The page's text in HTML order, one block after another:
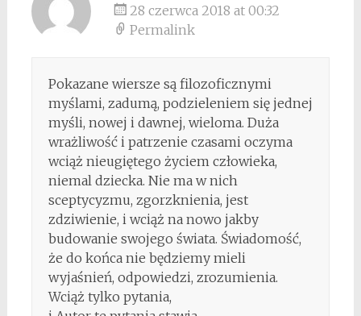
28 czerwca 2018 at 00:32
Permalink
Pokazane wiersze są filozoficznymi
myślami, zadumą, podzieleniem się jednej
myśli, nowej i dawnej, wieloma. Duża
wrażliwość i patrzenie czasami oczyma
wciąż nieugiętego życiem człowieka,
niemal dziecka. Nie ma w nich
sceptycyzmu, zgorzknienia, jest
zdziwienie, i wciąż na nowo jakby
budowanie swojego świata. Świadomość,
że do końca nie będziemy mieli
wyjaśnień, odpowiedzi, zrozumienia.
Wciąż tylko pytania,